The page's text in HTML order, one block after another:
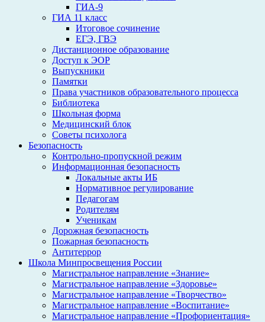
ГИА-9
ГИА 11 класс
Итоговое сочинение
ЕГЭ, ГВЭ
Дистанционное образование
Доступ к ЭОР
Выпускники
Памятки
Права участников образовательного процесса
Библиотека
Школьная форма
Медицинский блок
Советы психолога
Безопасность
Контрольно-пропускной режим
Информационная безопасность
Локальные акты ИБ
Нормативное регулирование
Педагогам
Родителям
Ученикам
Дорожная безопасность
Пожарная безопасность
Антитеррор
Школа Минпросвещения России
Магистральное направление «Знание»
Магистральное направление «Здоровье»
Магистральное направление «Творчество»
Магистральное направление «Воспитание»
Магистральное направление «Профориентация»